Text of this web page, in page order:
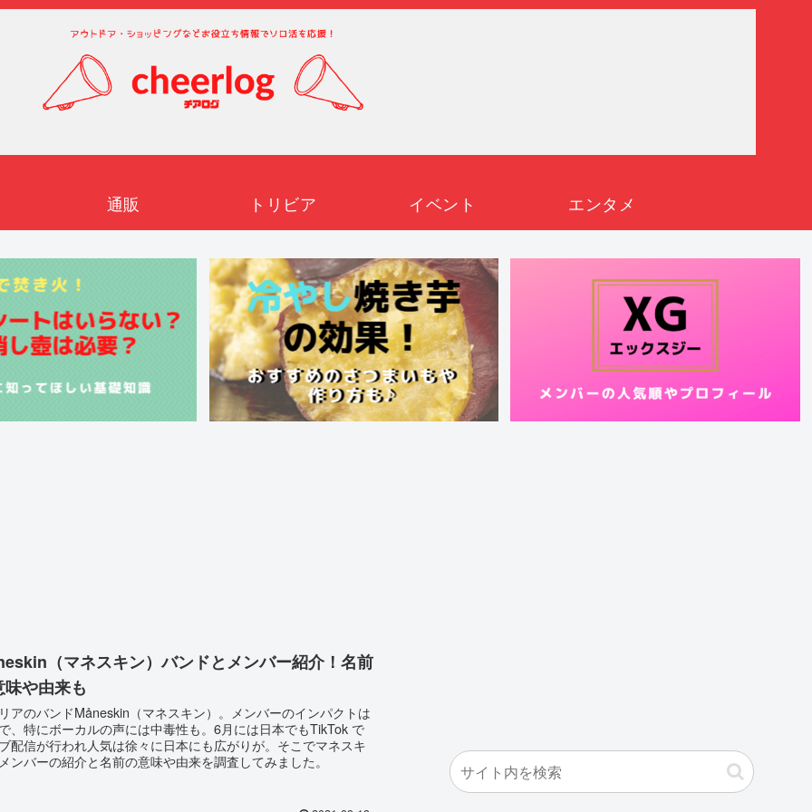
通販 トリビア イベント エンタメ
（マネスキン）バンドとメンバー紹介！名前
味や由来も
アのバンドMåneskin（マネスキン）。メンバーのインパクトは
、特にボーカルの声には中毒性も。6月には日本でもTikTok で
配信が行われ人気は徐々に日本にも広がりが。そこでマネスキ
ンバーの紹介と名前の意味や由来を調査してみました。